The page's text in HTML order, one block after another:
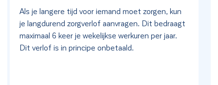
Als je langere tijd voor iemand moet zorgen, kun
je langdurend zorgverlof aanvragen. Dit bedraagt
maximaal 6 keer je wekelijkse werkuren per jaar.
Dit verlof is in principe onbetaald.